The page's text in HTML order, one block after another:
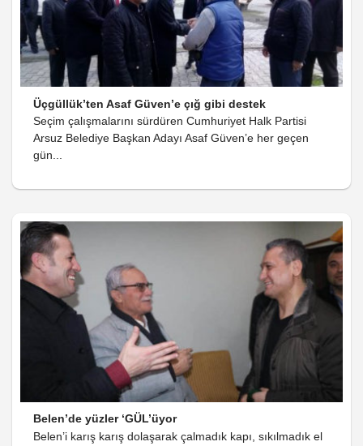
Üçgüllük’ten Asaf Güven’e çığ gibi destek
Seçim çalışmalarını sürdüren Cumhuriyet Halk Partisi
Arsuz Belediye Başkan Adayı Asaf Güven’e her geçen
gün...
Belen’de yüzler ‘GÜL’üyor
Belen’i karış karış dolaşarak çalmadık kapı, sıkılmadık el